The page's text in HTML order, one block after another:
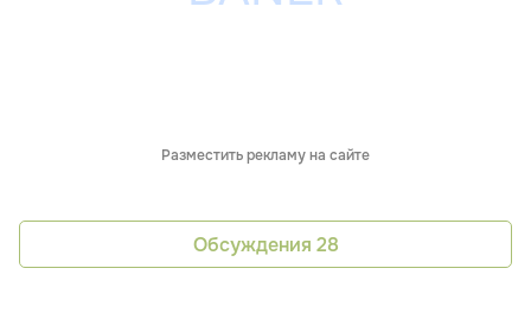
Разместить рекламу на сайте
Обсуждения 28